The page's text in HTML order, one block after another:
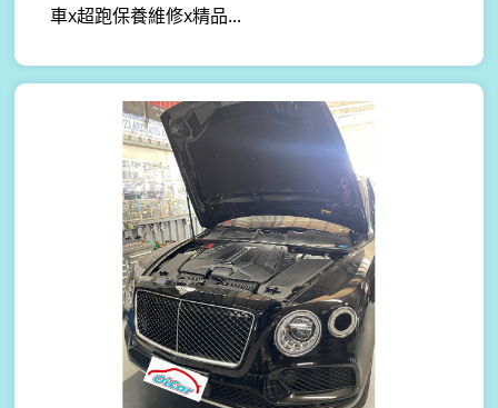
車x超跑保養維修x精品...